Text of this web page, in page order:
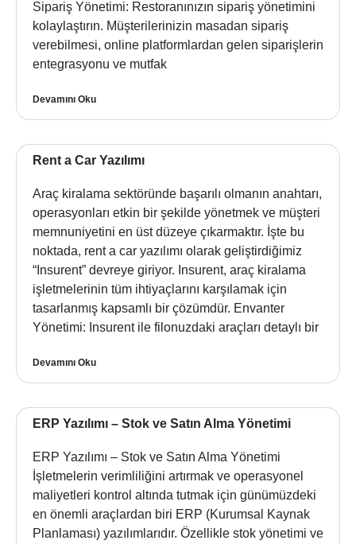
Sipariş Yönetimi: Restoranınızın sipariş yönetimini
kolaylaştırın. Müşterilerinizin masadan sipariş
verebilmesi, online platformlardan gelen siparişlerin
entegrasyonu ve mutfak
Devamını Oku
Rent a Car Yazılımı
Araç kiralama sektöründe başarılı olmanın anahtarı,
operasyonları etkin bir şekilde yönetmek ve müşteri
memnuniyetini en üst düzeye çıkarmaktır. İşte bu
noktada, rent a car yazılımı olarak geliştirdiğimiz
“Insurent” devreye giriyor. Insurent, araç kiralama
işletmelerinin tüm ihtiyaçlarını karşılamak için
tasarlanmış kapsamlı bir çözümdür. Envanter
Yönetimi: Insurent ile filonuzdaki araçları detaylı bir
Devamını Oku
ERP Yazılımı – Stok ve Satın Alma Yönetimi
ERP Yazılımı – Stok ve Satın Alma Yönetimi
İşletmelerin verimliliğini artırmak ve operasyonel
maliyetleri kontrol altında tutmak için günümüzdeki
en önemli araçlardan biri ERP (Kurumsal Kaynak
Planlaması) yazılımlarıdır. Özellikle stok yönetimi ve